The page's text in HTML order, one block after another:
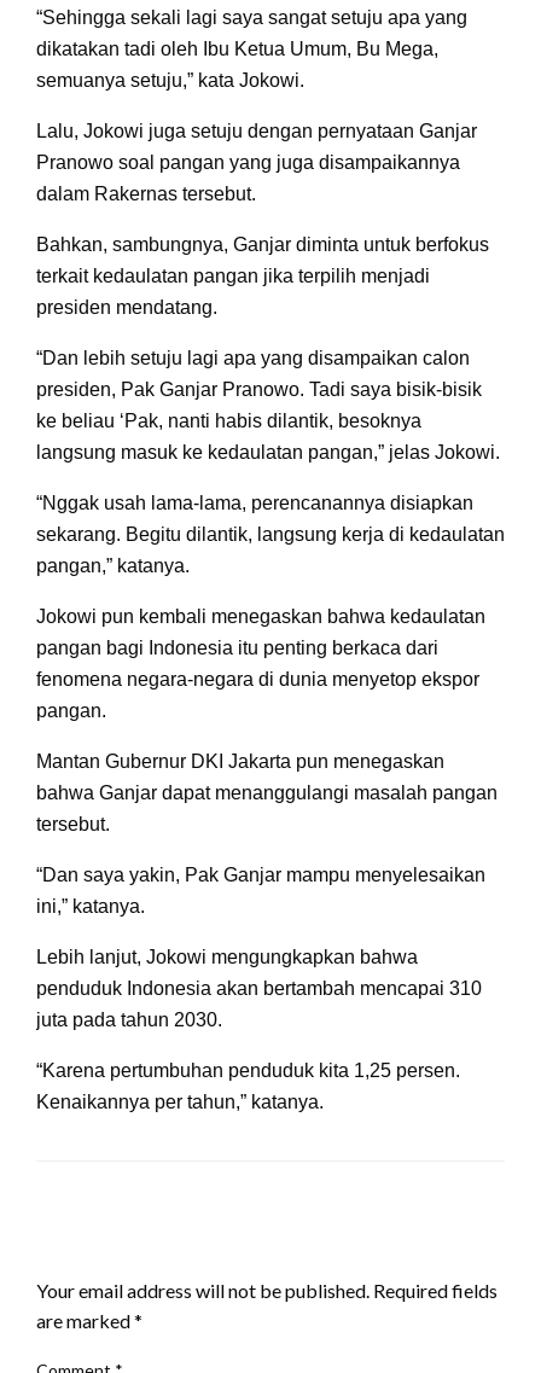
“Sehingga sekali lagi saya sangat setuju apa yang
dikatakan tadi oleh Ibu Ketua Umum, Bu Mega,
semuanya setuju,” kata Jokowi.
Lalu, Jokowi juga setuju dengan pernyataan Ganjar
Pranowo soal pangan yang juga disampaikannya
dalam Rakernas tersebut.
Bahkan, sambungnya, Ganjar diminta untuk berfokus
terkait kedaulatan pangan jika terpilih menjadi
presiden mendatang.
“Dan lebih setuju lagi apa yang disampaikan calon
presiden, Pak Ganjar Pranowo. Tadi saya bisik-bisik
ke beliau ‘Pak, nanti habis dilantik, besoknya
langsung masuk ke kedaulatan pangan,” jelas Jokowi.
“Nggak usah lama-lama, perencanannya disiapkan
sekarang. Begitu dilantik, langsung kerja di kedaulatan
pangan,” katanya.
Jokowi pun kembali menegaskan bahwa kedaulatan
pangan bagi Indonesia itu penting berkaca dari
fenomena negara-negara di dunia menyetop ekspor
pangan.
Mantan Gubernur DKI Jakarta pun menegaskan
bahwa Ganjar dapat menanggulangi masalah pangan
tersebut.
“Dan saya yakin, Pak Ganjar mampu menyelesaikan
ini,” katanya.
Lebih lanjut, Jokowi mengungkapkan bahwa
penduduk Indonesia akan bertambah mencapai 310
juta pada tahun 2030.
“Karena pertumbuhan penduduk kita 1,25 persen.
Kenaikannya per tahun,” katanya.
Your email address will not be published. Required fields
are marked*